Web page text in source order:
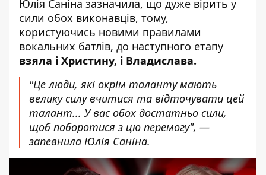
Юлія Саніна зазначила, що дуже вірить у
сили обох виконавців, тому,
користуючись новими правилами
вокальних батлів, до наступного етапу
взяла і Христину, і Владислава.
"Це люди, які окрім таланту мають
велику силу вчитися та відточувати цей
талант... У вас обох достатньо сили,
щоб поборотися з цю перемогу", —
запевнила Юлія Саніна.